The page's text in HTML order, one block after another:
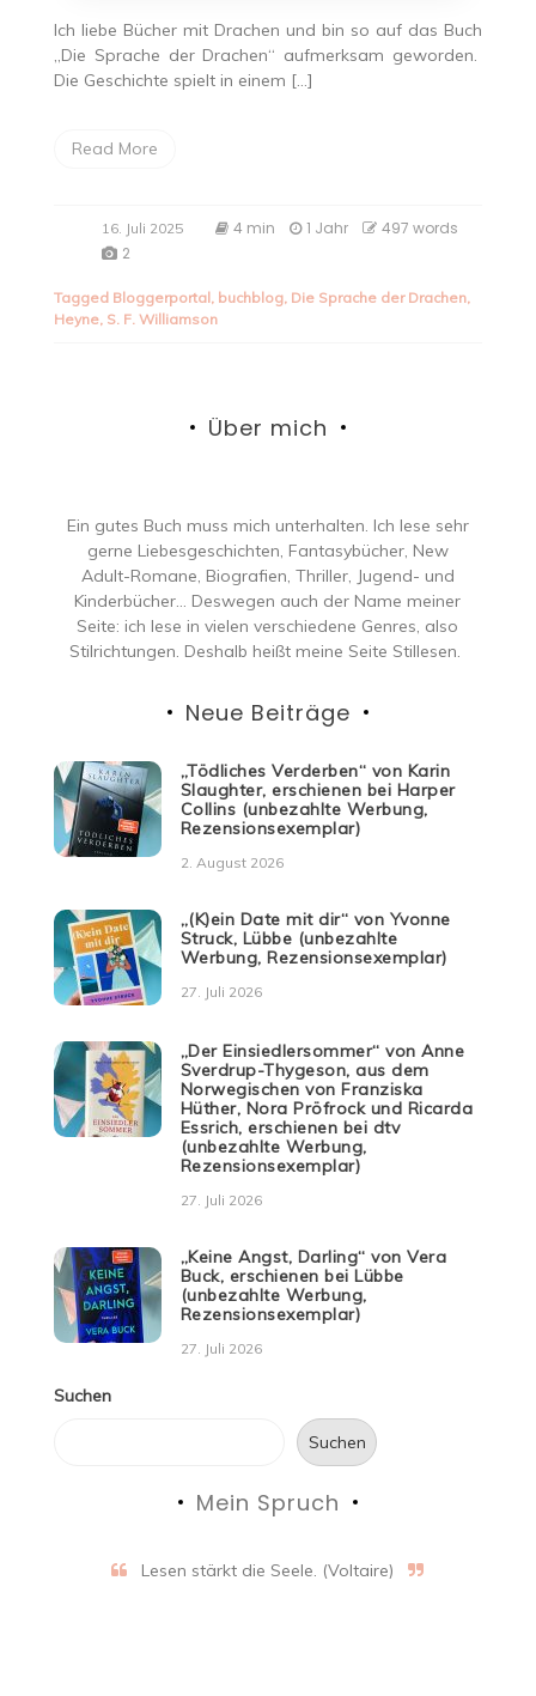
Ich liebe Bücher mit Drachen und bin so auf das Buch
„Die Sprache der Drachen“ aufmerksam geworden.
Die Geschichte spielt in einem […]
Read More
16. Juli 2025 4 min 1 Jahr
497 words
2
Tagged Bloggerportal, buchblog, Die Sprache der Drachen,
Heyne, S. F. Williamson
Über mich
Ein gutes Buch muss mich unterhalten. Ich lese sehr
gerne Liebesgeschichten, Fantasybücher, New
Adult-Romane, Biografien, Thriller, Jugend- und
Kinderbücher… Deswegen auch der Name meiner
Seite: ich lese in vielen verschiedene Genres, also
Stilrichtungen. Deshalb heißt meine Seite Stillesen.
Neue Beiträge
„Tödliches Verderben“ von Karin
Slaughter, erschienen bei Harper
Collins (unbezahlte Werbung,
Rezensionsexemplar)
2. August 2026
„(K)ein Date mit dir“ von Yvonne
Struck, Lübbe (unbezahlte
Werbung, Rezensionsexemplar)
27. Juli 2026
„Der Einsiedlersommer“ von Anne
Sverdrup-Thygeson, aus dem
Norwegischen von Franziska
Hüther, Nora Pröfrock und Ricarda
Essrich, erschienen bei dtv
(unbezahlte Werbung,
Rezensionsexemplar)
27. Juli 2026
„Keine Angst, Darling“ von Vera
Buck, erschienen bei Lübbe
(unbezahlte Werbung,
Rezensionsexemplar)
27. Juli 2026
Suchen
Suchen
Mein Spruch
Lesen stärkt die Seele. (Voltaire)